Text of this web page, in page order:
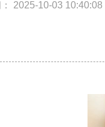
2025-10-03 10:40:08